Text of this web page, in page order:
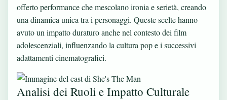
offerto performance che mescolano ironia e serietà, creando
una dinamica unica tra i personaggi. Queste scelte hanno
avuto un impatto duraturo anche nel contesto dei film
adolescenziali, influenzando la cultura pop e i successivi
adattamenti cinematografici.
Analisi dei Ruoli e Impatto Culturale